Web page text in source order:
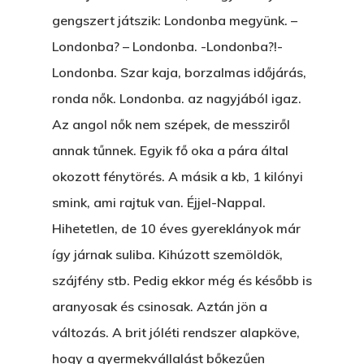
gengszert játszik: Londonba megyünk. –
Londonba? – Londonba. -Londonba?!-
Londonba. Szar kaja, borzalmas időjárás,
ronda nők. Londonba. az nagyjából igaz.
Az angol nők nem szépek, de messziről
annak tűnnek. Egyik fő oka a pára által
okozott fénytörés. A másik a kb, 1 kilónyi
smink, ami rajtuk van. Éjjel-Nappal.
Hihetetlen, de 10 éves gyereklányok már
így járnak suliba. Kihúzott szemöldök,
szájfény stb. Pedig ekkor még és később is
aranyosak és csinosak. Aztán jön a
változás. A brit jóléti rendszer alapköve,
hogy a gyermekvállalást bőkezűen
Főoldal
Bolt
Könyveim
A Veszett Ügy
Szerelem És…
Novellák
Novellák
Rólam